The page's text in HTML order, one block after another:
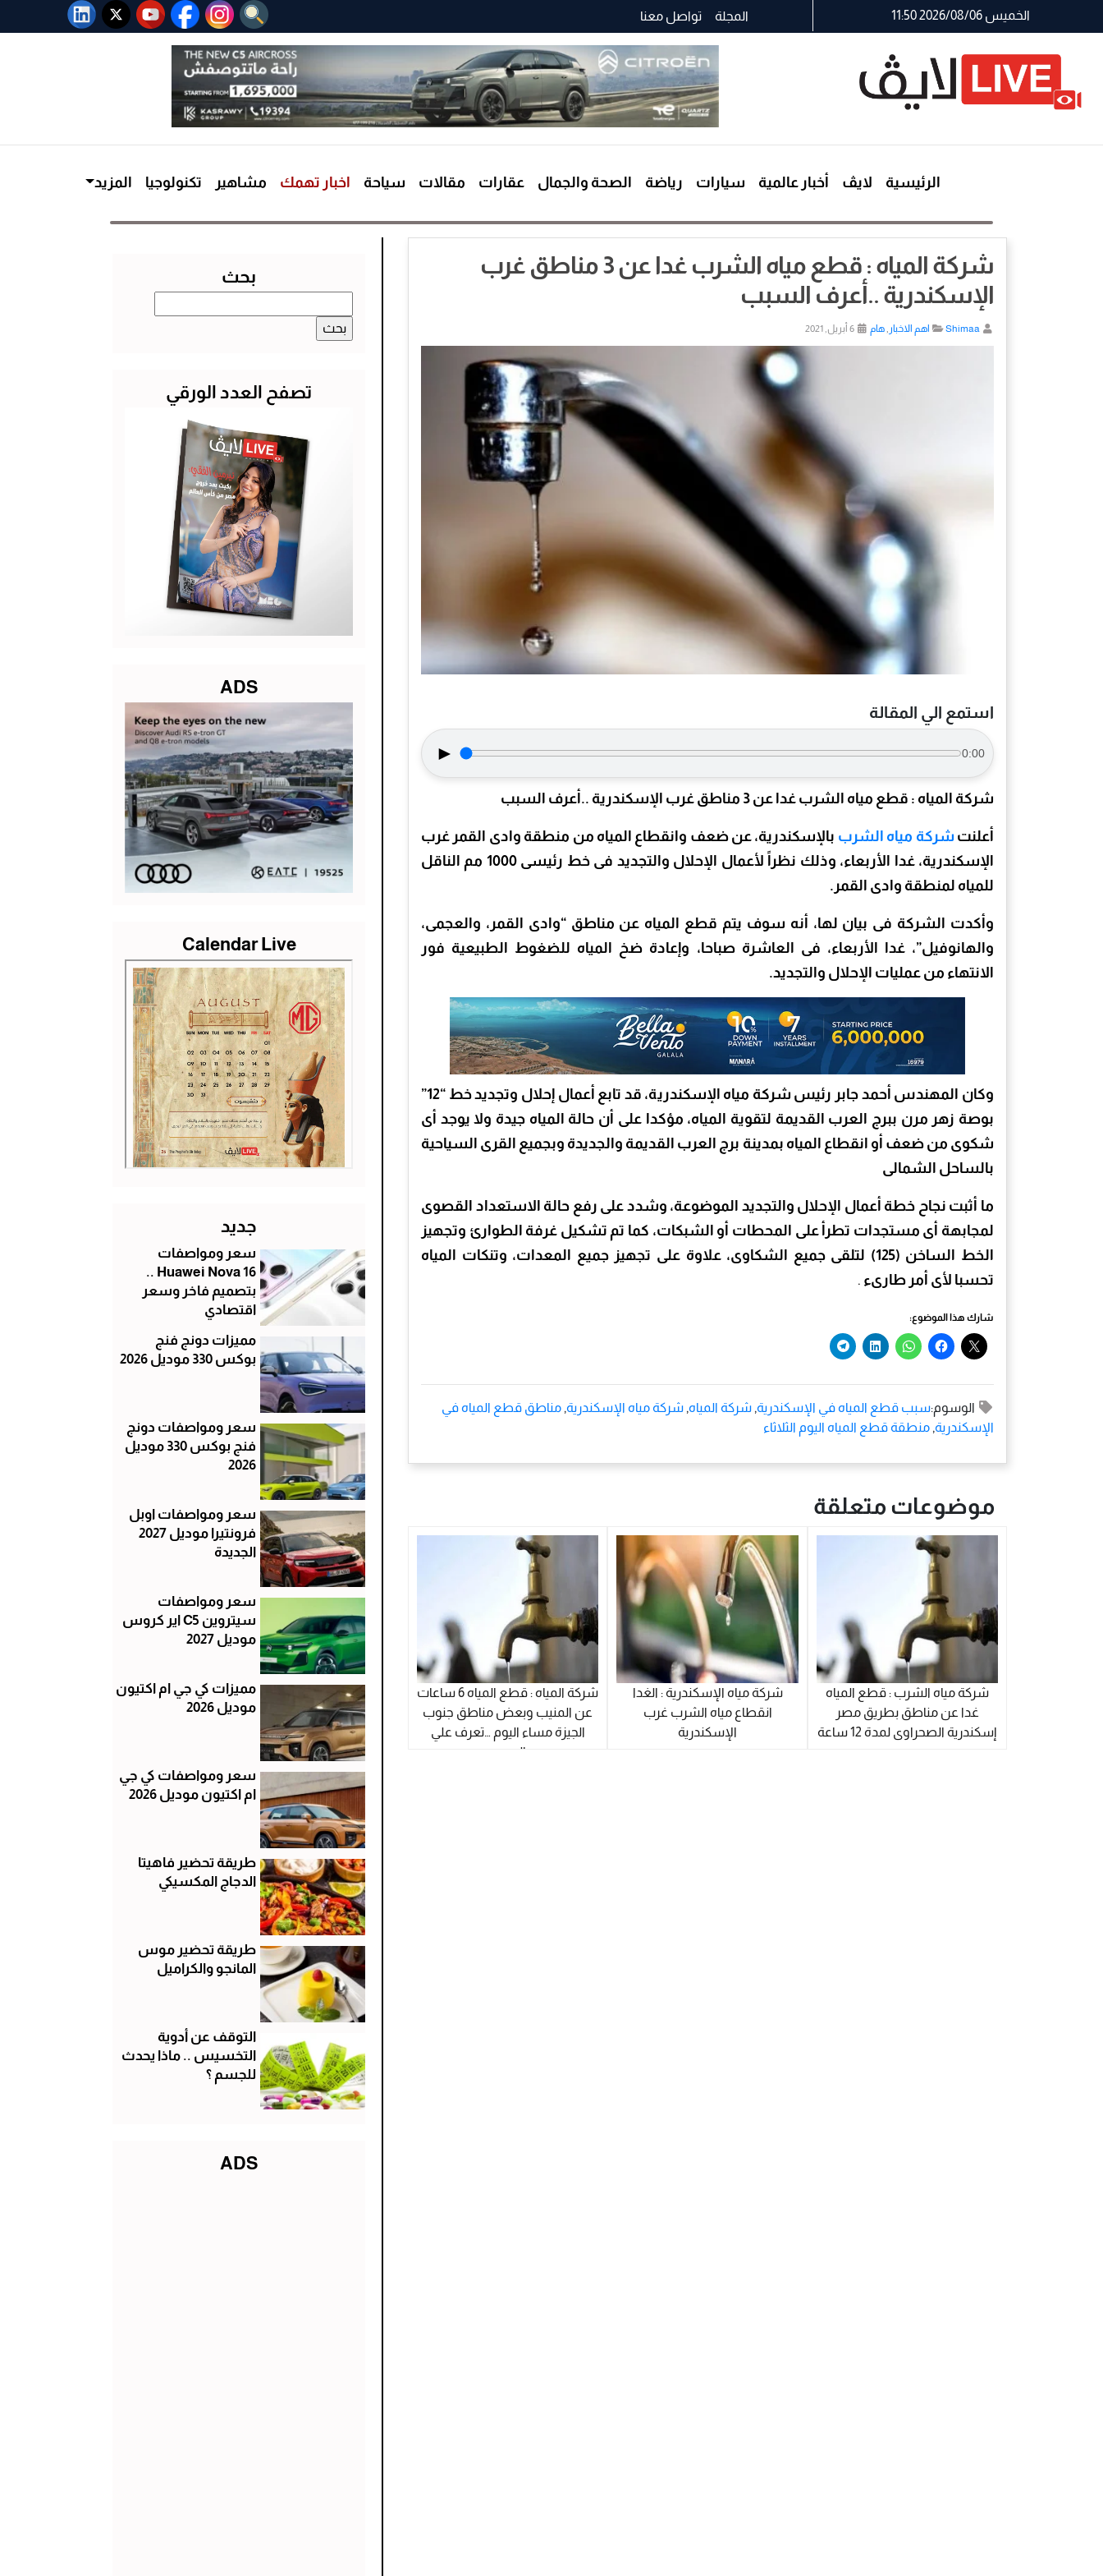
الخميس 2026/08/06 11:50 المجلة تواصل معنا
الرئيسية لايڤ أخبار عالمية سيارات رياضة الصحة والجمال عقارات مقالات سياحة اخبار تهمك مشاهير تكنولوجيا المزيد
شركة المياه : قطع مياه الشرب غدا عن 3 مناطق غرب
الإسكندرية ..أعرف السبب
Shimaa اهم الاخبار ,هام
استمع الي المقالة
► 0:00
شركة المياه : قطع مياه الشرب غدا عن 3 مناطق غرب الإسكندرية ..أعرف السبب
أعلنت شركة مياه الشرب بالإسكندرية، عن ضعف وانقطاع المياه من منطقة وادى القمر غرب
الإسكندرية، غدا الأربعاء، وذلك نظراً لأعمال الإحلال والتجديد فى خط رئيسى 1000 مم الناقل
للمياه لمنطقة وادى القمر.
وأكدت الشركة فى بيان لها، أنه سوف يتم قطع المياه عن مناطق “وادى القمر، والعجمى،
والهانوفيل”، غدا الأربعاء، فى العاشرة صباحا، وإعادة ضخ المياه للضغوط الطبيعية فور
الانتهاء من عمليات الإحلال والتجديد.
وكان المهندس أحمد جابر رئيس شركة مياه الإسكندرية، قد تابع أعمال إحلال وتجديد خط “12”
بوصة زهر مرن ببرج العرب القديمة لتقوية المياه، مؤكدا على أن حالة المياه جيدة ولا يوجد أى
شكوى من ضعف أو انقطاع المياه بمدينة برج العرب القديمة والجديدة وبجميع القرى السياحية
بالساحل الشمالى
ما أثبت نجاح خطة أعمال الإحلال والتجديد الموضوعة، وشدد على رفع حالة الاستعداد القصوى
لمجابهة أى مستجدات تطرأ على المحطات أو الشبكات، كما تم تشكيل غرفة الطوارئ وتجهيز
الخط الساخن (125) لتلقى جميع الشكاوى، علاوة على تجهيز جميع المعدات، وتنكات المياه
تحسبا لأى أمر طارىء .
شارك هذا الموضوع:
الوسوم:سبب قطع المياه في الإسكندرية, شركة المياه, شركة مياه الإسكندرية, مناطق قطع المياه في
الإسكندرية, منطقة قطع المياه اليوم الثلاثاء
موضوعات متعلقة
شركة مياه الشرب : قطع المياه
غدا عن مناطق بطريق مصر
إسكندرية الصحراوى لمدة 12 ساعة
شركة مياه الإسكندرية : الغدا
انقطاع مياه الشرب غرب
الإسكندرية
شركة المياه : قطع المياه 6 ساعات
عن المنيب وبعض مناطق جنوب
الجيزة مساء اليوم …تعرف علي
السبب
بحث
عن:
تصفح العدد الورقي
ADS
Calendar Live
جديد
سعر ومواصفات
Huawei Nova 16 ..
بتصميم فاخر وسعر
اقتصادي
مميزات دونج فنج
بوكس 330 موديل 2026
سعر ومواصفات دونج
فنج بوكس 330 موديل
2026
سعر ومواصفات اوبل
فرونتيرا موديل 2027
الجديدة
سعر ومواصفات
سيتروين C5 اير كروس
موديل 2027
مميزات كي جي ام اكتيون
موديل 2026
سعر ومواصفات كي جي
ام اكتيون موديل 2026
طريقة تحضير فاهيتا
الدجاج المكسيكي
طريقة تحضير موس
المانجو والكراميل
التوقف عن أدوية
التخسيس .. ماذا يحدث
للجسم ؟
ADS